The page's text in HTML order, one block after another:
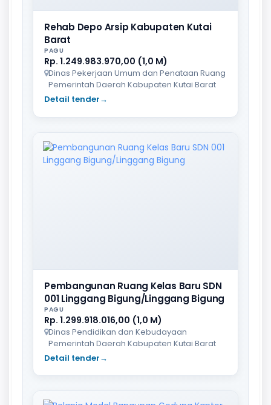
Rehab Depo Arsip Kabupaten Kutai
Barat
PAGU
Rp. 1.249.983.970,00 (1,0 M)
Dinas Pekerjaan Umum dan Penataan Ruang
Pemerintah Daerah Kabupaten Kutai Barat
Detail tender→
Pembangunan Ruang Kelas Baru SDN
001 Linggang Bigung/Linggang Bigung
PAGU
Rp. 1.299.918.016,00 (1,0 M)
Dinas Pendidikan dan Kebudayaan
Pemerintah Daerah Kabupaten Kutai Barat
Detail tender→